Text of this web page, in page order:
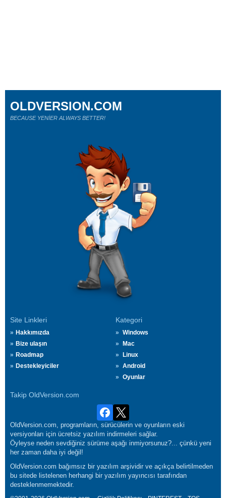
Site Linkleri
Hakkımızda
Bize ulaşın
Roadmap
Destekleyiciler
Kategori
Windows
Mac
Linux
Android
Oyunlar
Takip OldVersion.com
OLDVERSION.COM
BECAUSE YENİER ALWAYS BETTER!
OldVersion.com, programların, sürücülerin ve oyunların eski
versiyonları için ücretsiz yazılım indirmeleri sağlar.
Öyleyse neden sevdiğiniz sürüme aşağı inmiyorsunuz?... çünkü yeni
her zaman daha iyi değil!
OldVersion.com bağımsız bir yazılım arşividir ve açıkça belirtilmeden
bu sitede listelenen herhangi bir yazılım yayıncısı tarafından
desteklenmemektedir.